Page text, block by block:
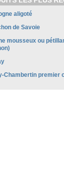
aligoté
de Savoie
mousseux ou
Chambertin premier